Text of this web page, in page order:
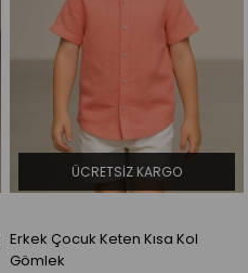
Erkek Çocuk Keten Kısa Kol
Gömlek
ÜCRETSIZ KARGO